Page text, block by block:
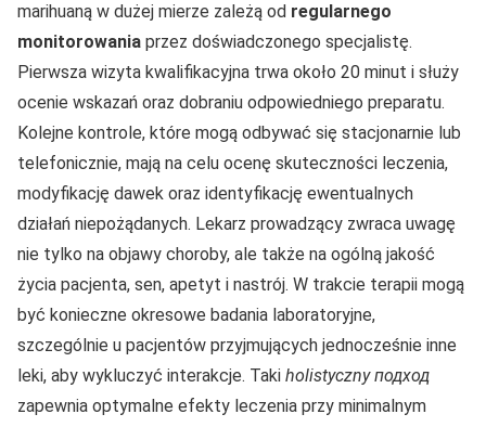
marihuaną w dużej mierze zależą od regularnego
monitorowania przez doświadczonego specjalistę.
Pierwsza wizyta kwalifikacyjna trwa około 20 minut i służy
ocenie wskazań oraz dobraniu odpowiedniego preparatu.
Kolejne kontrole, które mogą odbywać się stacjonarnie lub
telefonicznie, mają na celu ocenę skuteczności leczenia,
modyfikację dawek oraz identyfikację ewentualnych
działań niepożądanych. Lekarz prowadzący zwraca uwagę
nie tylko na objawy choroby, ale także na ogólną jakość
życia pacjenta, sen, apetyt i nastrój. W trakcie terapii mogą
być konieczne okresowe badania laboratoryjne,
szczególnie u pacjentów przyjmujących jednocześnie inne
leki, aby wykluczyć interakcje. Taki holistyczny подход
zapewnia optymalne efekty leczenia przy minimalnym